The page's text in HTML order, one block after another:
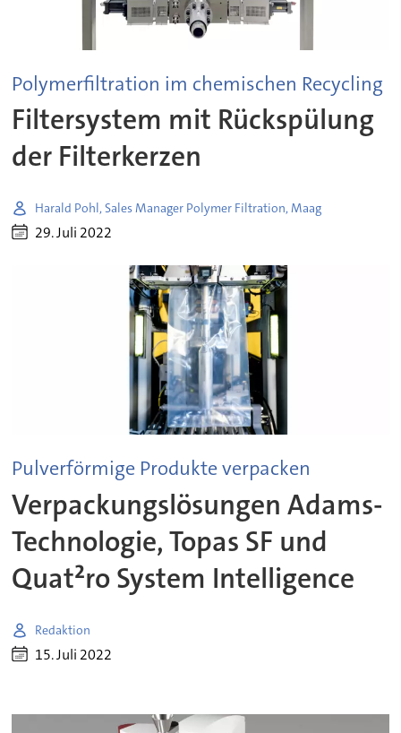
Polymerfiltration im chemischen Recycling
Filtersystem mit Rückspülung
der Filterkerzen
Harald Pohl, Sales Manager Polymer Filtration, Maag
29. Juli 2022
Pulverförmige Produkte verpacken
Verpackungslösungen Adams-
Technologie, Topas SF und
Quat²ro System Intelligence
Redaktion
15. Juli 2022